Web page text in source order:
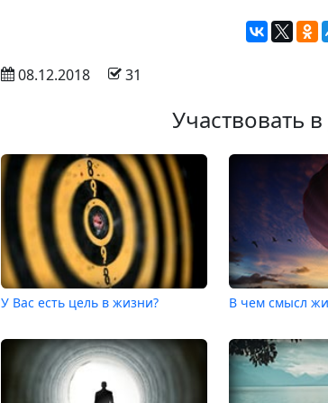
08.12.2018 31
Участвовать
У Вас есть цель в жизни? В чем смысл